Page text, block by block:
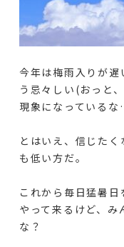
今年は梅雨入りが遅
う忌々しい(おっと
現象になっているな
とはいえ、信じた
も低い方だ。
これから毎日猛暑
やって来るけど、み
な？